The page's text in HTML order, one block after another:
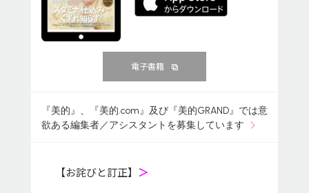
電子書籍
『美的』、『美的.com』及び『美的GRAND』では意
欲ある編集者／アシスタントを募集しています
【お詫びと訂正】 ＞